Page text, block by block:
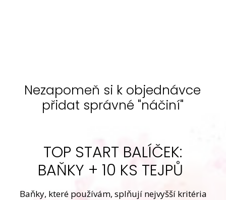
Nezapomeň si k objednávce
přidat správné "náčiní"
TOP START BALÍČEK:
BAŇKY + 10 KS TEJPŮ
Baňky, které používám, splňují nejvyšší kritéria